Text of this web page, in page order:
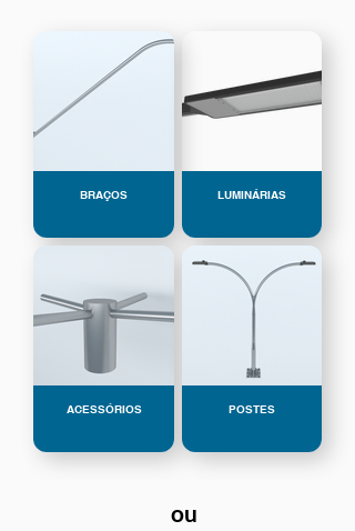
BRAÇOS LUMINÁRIAS
ACESSÓRIOS POSTES
ou